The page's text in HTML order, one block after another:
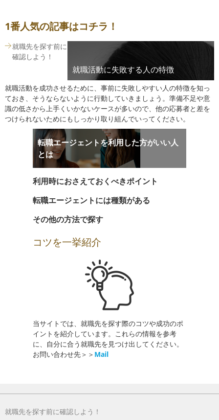
1番人気の記事はコチラ！
就職活動に失敗する人の特徴
就職先を探す前に
確認しよう！
就職活動を成功させるために、事前に失敗しやすい人の特徴を知っ
ておき、そうならないように行動していきましょう。準備不足や意
識の低さから上手くいかないケースが多いので、他の応募者と差を
つけられないためにもしっかり取り組んでいってください。
転職エージェントを利用した方がいい人
とは
利用時におさえておくべきポイント
転職エージェントには種類がある
その他の方法で探す
コツを一挙紹介
当サイトでは、就職先を探す際のコツや成功のポ
イントを紹介しています。これらの情報を参考
に、自分に合う就職先を見つけ出してください。
お問い合わせ先＞＞ Mail
就職先を探す前に確認しよう！